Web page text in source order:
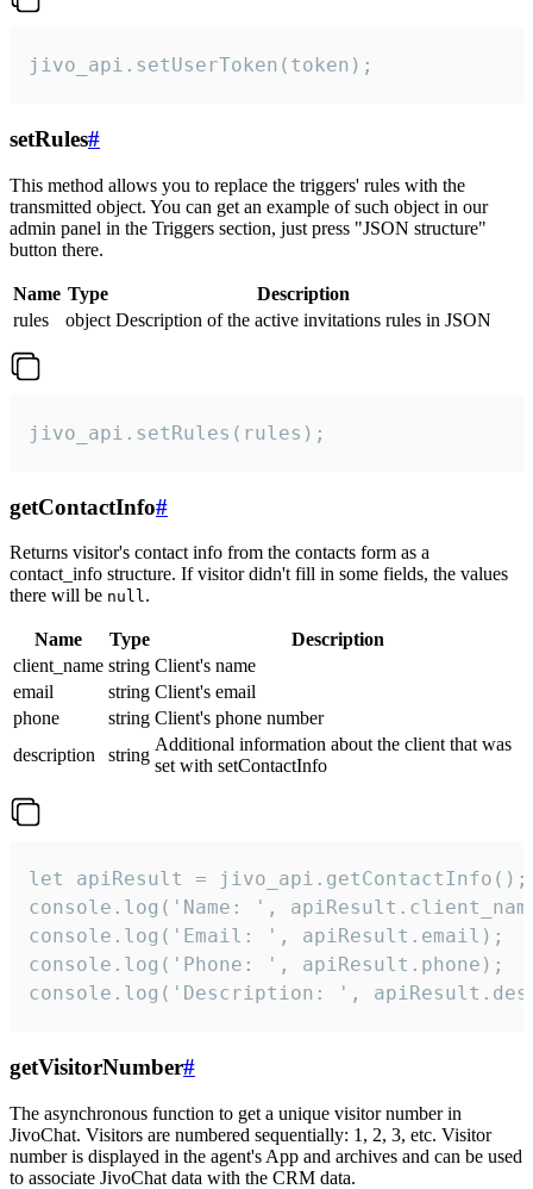
jivo_api.setUserToken(token);
setRules#
This method allows you to replace the triggers' rules with the
transmitted object. You can get an example of such object in our
admin panel in the Triggers section, just press "JSON structure"
button there.
Name Type
Description
rules
object Description of the active invitations rules in JSON
jivo_api.setRules(rules);
getContactInfo#
Returns visitor's contact info from the contacts form as a
contact_info structure. If visitor didn't fill in some fields, the values
there will be null.
Name Type
Description
client_name string Client's name
email
string Client's email
phone
string Client's phone number
description
string
Additional information about the client that was
set with setContactInfo
let apiResult = jivo_api.getContactInfo();
console.log('Name: ',
console.log('Email: ', apiResult.email);
console.log('Phone: ', apiResult.phone);
console.log('Description: ',
getVisitorNumber#
The asynchronous function to get a unique visitor number in
JivoChat. Visitors are numbered sequentially: 1, 2, 3, etc. Visitor
number is displayed in the agent's App and archives and can be used
to associate JivoChat data with the CRM data.